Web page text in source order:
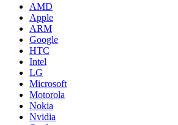
AMD
Apple
ARM
Google
HTC
Intel
LG
Microsoft
Motorola
Nokia
Nvidia